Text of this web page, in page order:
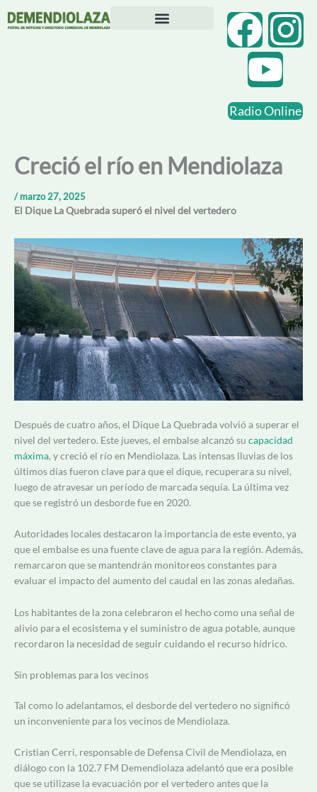
F
a
c
e
b
o
k
I
n
s
t
r
a
m
Y
o
u
t
u
e
Radio Online
Creció el río en Mendiolaza
/marzo 27, 2025
El Dique La Quebrada superó el nivel del vertedero
Después de cuatro años, el Dique La Quebrada volvió a superar el
nivel del vertedero. Este jueves, el embalse alcanzó su capacidad
máxima, y creció el río en Mendiolaza. Las intensas lluvias de los
últimos días fueron clave para que el dique, recuperara su nivel,
luego de atravesar un período de marcada sequía. La última vez
que se registró un desborde fue en 2020.
Autoridades locales destacaron la importancia de este evento, ya
que el embalse es una fuente clave de agua para la región. Además,
remarcaron que se mantendrán monitoreos constantes para
evaluar el impacto del aumento del caudal en las zonas aledañas.
Los habitantes de la zona celebraron el hecho como una señal de
alivio para el ecosistema y el suministro de agua potable, aunque
recordaron la necesidad de seguir cuidando el recurso hídrico.
Sin problemas para los vecinos
Tal como lo adelantamos, el desborde del vertedero no significó
un inconveniente para los vecinos de Mendiolaza.
Cristian Cerri, responsable de Defensa Civil de Mendiolaza, en
diálogo con la 102.7 FM Demendiolaza adelantó que era posible
que se utilizase la evacuación por el vertedero antes que la